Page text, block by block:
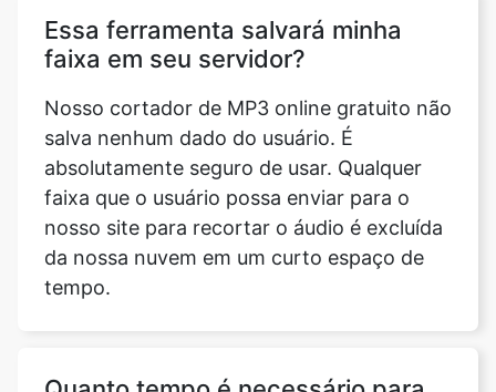
salva nenhum dado do usuário. É
absolutamente seguro de usar. Qualquer
faixa que o usuário possa enviar para o
nosso site para recortar o áudio é excluída
da nossa nuvem em um curto espaço de
tempo.
Quanto tempo é necessário para